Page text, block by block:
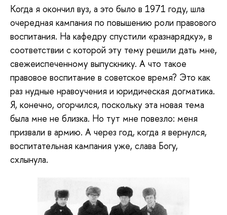
Когда я окончил вуз, а это было в 1971 году, шла
очередная кампания по повышению роли правового
воспитания. На кафедру спустили «разнарядку», в
соответствии с которой эту тему решили дать мне,
свежеиспеченному выпускнику. А что такое
правовое воспитание в советское время? Это как
раз нудные нравоучения и юридическая догматика.
Я, конечно, огорчился, поскольку эта новая тема
была мне не близка. Но тут мне повезло: меня
призвали в армию. А через год, когда я вернулся,
воспитательная кампания уже, слава Богу,
схлынула.